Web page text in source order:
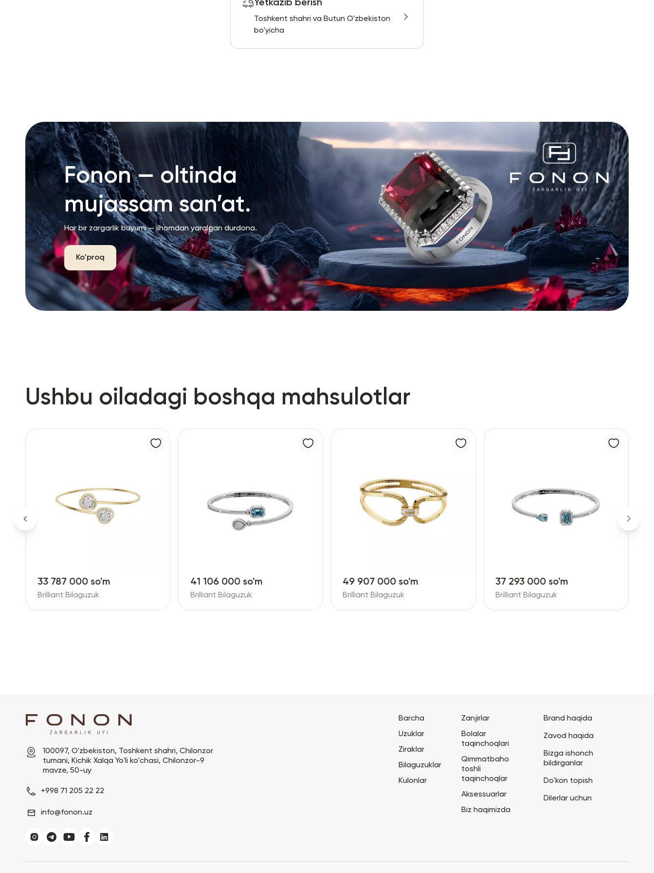
Yetkazib berish
Toshkent shahri va Butun O'zbekiston
bo'yicha
Fonon — oltinda
mujassam san’at.
Har bir zargarlik buyumi — ilhomdan yaralgan durdona.
Ko'proq
Ushbu oiladagi boshqa mahsulotlar
41 106 000 so'm
Brilliant Bilaguzuk
49 907 000 so'm
Brilliant Bilaguzuk
37 293 000 so'm
Brilliant Bilaguzuk
9 061 000 so'm
Brilliant Bilaguzuk
100097, O'zbekiston, Toshkent shahri, Chilonzor
tumani, Kichik Xalqa Yo'li ko'chasi, Chilonzor-9
mavze, 50-uy
+998 71 205 22 22
info@fonon.uz
Barcha
Uzuklar
Ziraklar
Bilaguzuklar
Kulonlar
Zanjirlar
Bolalar
taqinchoqlari
Qimmatbaho
toshli
taqinchoqlar
Aksessuarlar
Biz haqimizda
Brand haqida
Zavod haqida
Bizga ishonch
bildirganlar
Do'kon topish
Dilerlar uchun